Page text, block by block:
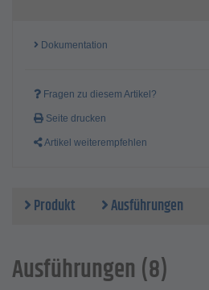
Dokumentation
Fragen zu diesem Artikel?
Seite drucken
Artikel weiterempfehlen
Produkt Ausführungen
Ausführungen (8)